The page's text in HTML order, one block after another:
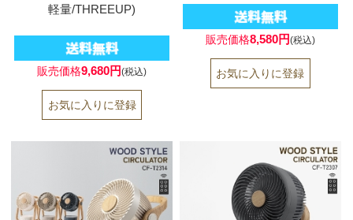
軽量/THREEUP)
販売価格9,680円(税込)
販売価格8,580円(税込)